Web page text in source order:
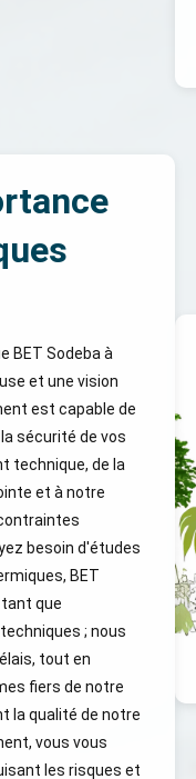
BET Sodeba à
et une vision
est capable de
sécurité de vos
technique, de la
et à notre
besoin d'études
BET
que
; nous
tout en
fiers de notre
la qualité de notre
vous vous
les risques et